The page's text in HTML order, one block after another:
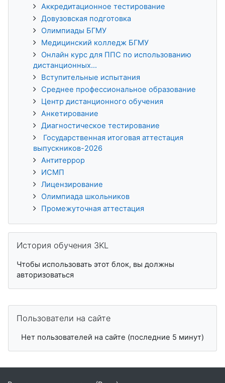
Аккредитационное тестирование
Довузовская подготовка
Олимпиады БГМУ
Медицинский колледж БГМУ
Онлайн курс для ППС по использованию
дистанционных...
Вступительные испытания
Среднее профессиональное образование
Центр дистанционного обучения
Анкетирование
Диагностическое тестирование
Государственная итоговая аттестация
выпускников-2026
Антитеррор
ИСМП
Лицензирование
Олимпиада школьников
Промежуточная аттестация
История обучения 3KL
Чтобы использовать этот блок, вы должны
авторизоваться
Пользователи на сайте
Нет пользователей на сайте (последние 5 минут)